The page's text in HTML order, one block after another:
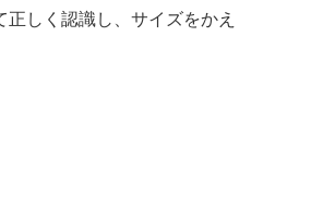
しく認識し、サイズをかえ